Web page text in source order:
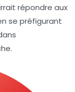
répondre aux
se préfigurant